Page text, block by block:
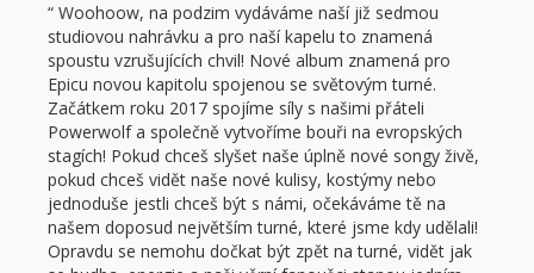
“ Woohoow, na podzim vydáváme naší již sedmou
studiovou nahrávku a pro naší kapelu to znamená
spoustu vzrušujících chvil! Nové album znamená pro
Epicu novou kapitolu spojenou se světovým turné.
Začátkem roku 2017 spojíme síly s našimi přáteli
Powerwolf a společně vytvoříme bouři na evropských
stagích! Pokud chceš slyšet naše úplně nové songy živě,
pokud chceš vidět naše nové kulisy, kostýmy nebo
jednoduše jestli chceš být s námi, očekáváme tě na
našem doposud největším turné, které jsme kdy udělali!
Opravdu se nemohu dočkat být zpět na turné, vidět jak